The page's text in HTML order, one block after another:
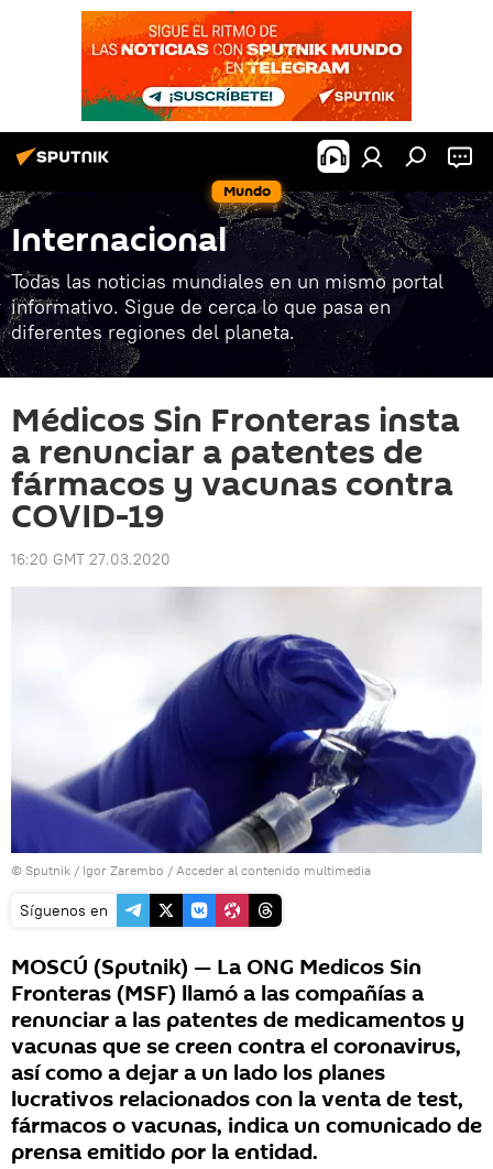
Mundo
Internacional
Todas las noticias mundiales en un mismo portal
informativo. Sigue de cerca lo que pasa en
diferentes regiones del planeta.
Médicos Sin Fronteras insta
a renunciar a patentes de
fármacos y vacunas contra
COVID-19
16:20 GMT 27.03.2020
© Sputnik / Igor Zarembo / Acceder al contenido multimedia
Síguenos en
MOSCÚ (Sputnik) — La ONG Medicos Sin
Fronteras (MSF) llamó a las compañías a
renunciar a las patentes de medicamentos y
vacunas que se creen contra el coronavirus,
así como a dejar a un lado los planes
lucrativos relacionados con la venta de test,
fármacos o vacunas, indica un comunicado de
prensa emitido por la entidad.